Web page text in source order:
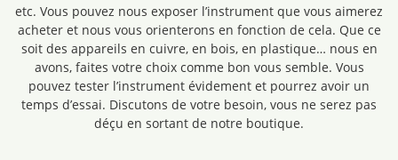
etc. Vous pouvez nous exposer l’instrument que vous aimerez
acheter et nous vous orienterons en fonction de cela. Que ce
soit des appareils en cuivre, en bois, en plastique… nous en
avons, faites votre choix comme bon vous semble. Vous
pouvez tester l’instrument évidement et pourrez avoir un
temps d’essai. Discutons de votre besoin, vous ne serez pas
déçu en sortant de notre boutique.